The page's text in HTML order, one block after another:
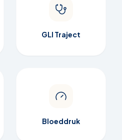
GLI Traject
Bloeddruk